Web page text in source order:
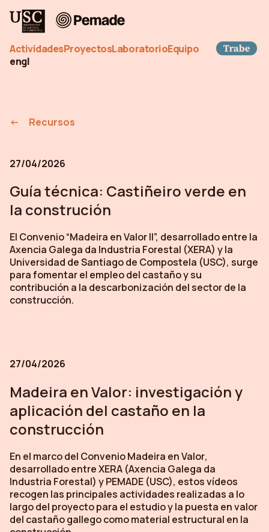
Pemade
ActividadesProyectosLaboratorioEquipo
engl
Recursos
27/04/2026
Guía técnica: Castiñeiro verde en
la construción
El Convenio “Madeira en Valor II”, desarrollado entre la
Axencia Galega da Industria Forestal (XERA) y la
Universidad de Santiago de Compostela (USC), surge
para fomentar el empleo del castaño y su
contribución a la descarbonización del sector de la
construcción.
27/04/2026
Madeira en Valor: investigación y
aplicación del castaño en la
construcción
En el marco del ConvenioMadeira en Valor,
desarrollado entre XERA (Axencia Galega da
Industria Forestal) y PEMADE (USC), estos vídeos
recogen las principales actividades realizadas a lo
largo del proyecto para el estudio y la puesta en valor
del castaño gallego como material estructural en la